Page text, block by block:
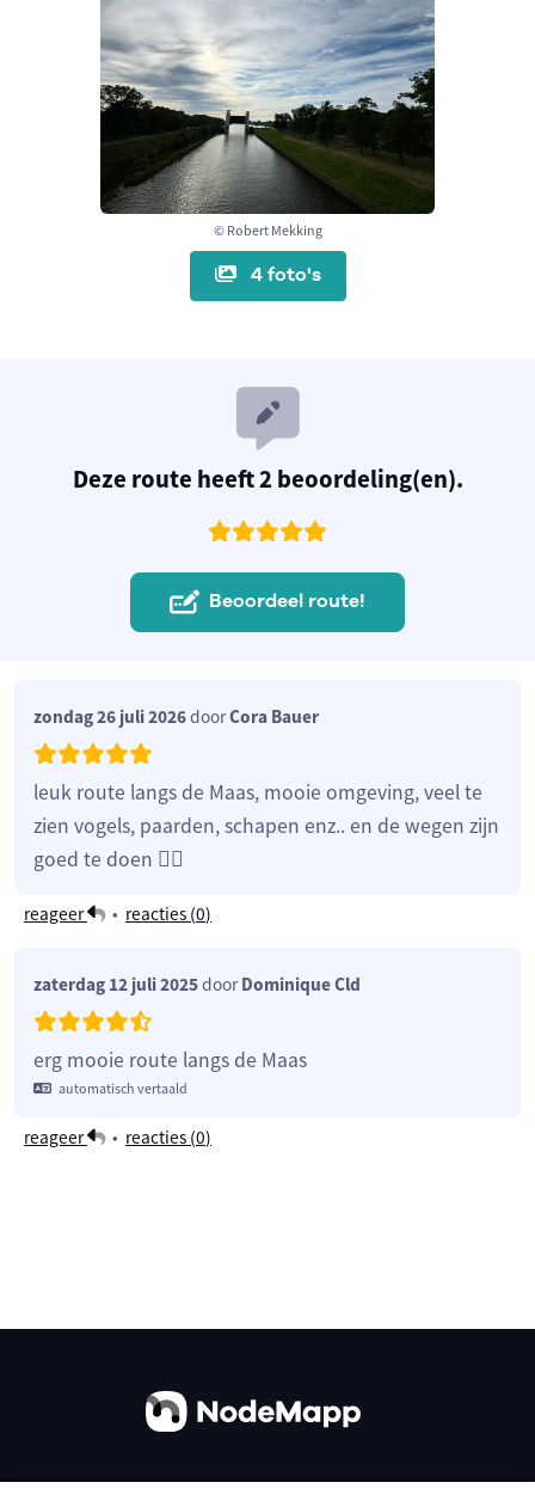
© Robert Mekking
4 foto's
Deze route heeft 2 beoordeling(en).
Beoordeel route!
zondag 26 juli 2026doorCora Bauer
leuk route langs de Maas, mooie omgeving, veel te
zien vogels, paarden, schapen enz.. en de wegen zijn
goed te doen 👍🏻
reageer • reacties (0)
zaterdag 12 juli 2025doorDominique Cld
erg mooie route langs de Maas
automatisch vertaald
reageer • reacties (0)